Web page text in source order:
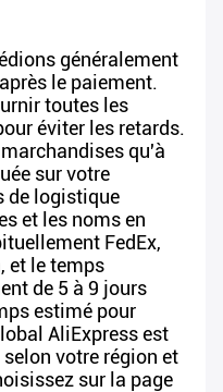
généralement
le paiement.
toutes les
éviter les retards.
qu'à
sur votre
de logistique
et les noms en
FedEx,
et le temps
de 5 à 9 jours
estimé pour
AliExpress est
votre région et
sur la page